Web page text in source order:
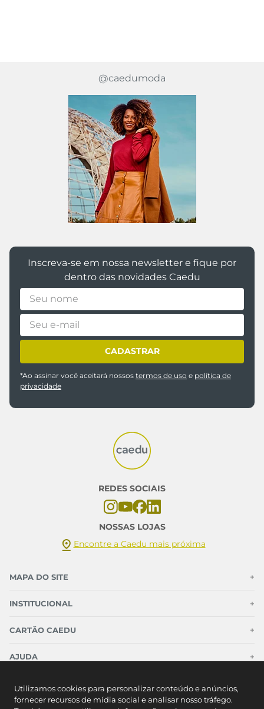
Utilizamos cookies para personalizar conteúdo e anúncios,
fornecer recursos de mídia social e analisar nosso tráfego.
@caedumoda
Inscreva-se em nossa newsletter e fique por
dentro das novidades Caedu
CADASTRAR
*Ao assinar você aceitará nossos termos de uso e política de
privacidade
REDES SOCIAIS
NOSSAS LOJAS
Encontre a Caedu mais próxima
MAPA DO SITE +
INSTITUCIONAL +
CARTÃO CAEDU +
AJUDA +
Cartão Caedu